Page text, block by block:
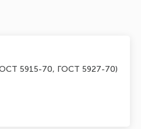
5915-70, ГОСТ 5927-70)